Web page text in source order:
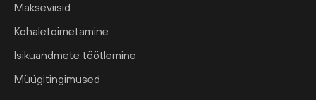
Makseviisid
Kohaletoimetamine
Isikuandmete töötlemine
Müügitingimused